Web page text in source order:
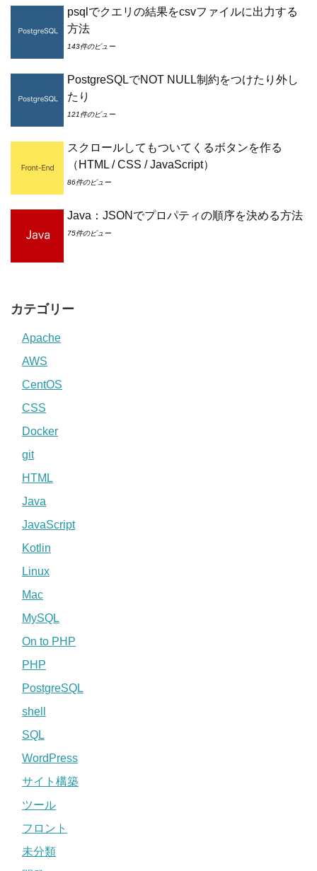
psqlでクエリの結果をcsvファイルに出力する
方法
143件のビュー
PostgreSQLでNOT NULL制約をつけたり外し
たり
121件のビュー
スクロールしてもついてくるボタンを作る
（HTML / CSS / JavaScript）
86件のビュー
Java：JSONでプロパティの順序を決める方法
75件のビュー
カテゴリー
Apache
AWS
CentOS
CSS
Docker
git
HTML
Java
JavaScript
Kotlin
Linux
Mac
MySQL
On to PHP
PHP
PostgreSQL
shell
SQL
WordPress
サイト構築
ツール
フロント
未分類